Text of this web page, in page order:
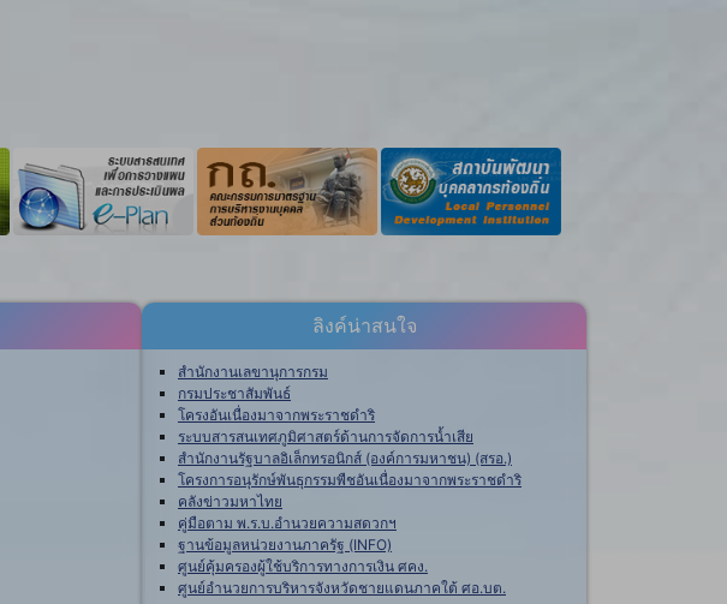
ลิงค์น่าสนใจ
สำนักงานเลขานุการกรม
กรมประชาสัมพันธ์
โครงอันเนื่องมาจากพระราชดำริ
ระบบสารสนเทศภูมิศาสตร์ด้านการจัดการน้ำเสีย
สำนักงานรัฐบาลอิเล็กทรอนิกส์ (องค์การมหาชน) (สรอ.)
โครงการอนุรักษ์พันธุกรรมพืชอันเนื่องมาจากพระราชดำริ
คลังข่าวมหาไทย
คู่มือตาม พ.ร.บ.อำนวยความสดวกฯ
ฐานข้อมูลหน่วยงานภาครัฐ (INFO)
ศูนย์คุ้มครองผู้ใช้บริการทางการเงิน ศคง.
ศูนย์อำนวยการบริหารจังหวัดชายแดนภาคใต้ ศอ.บต.